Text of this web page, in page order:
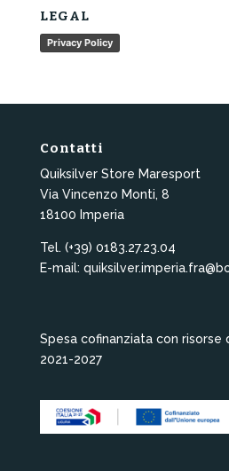
LEGAL
Privacy Policy
Contatti
Quiksilver Store Maresport
Via Vincenzo Monti, 8
18100 Imperia
Tel. (+39) 0183.27.23.04
E-mail:
Spesa cofinanziata con risorse
2021-2027